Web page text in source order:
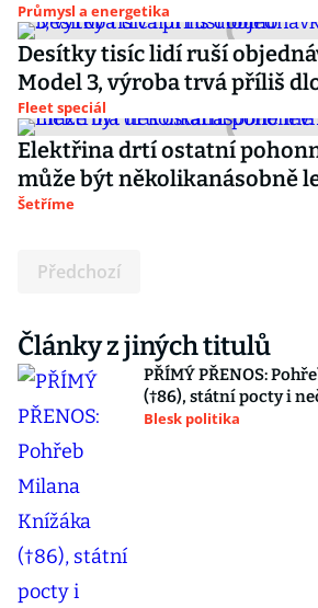
Průmysl a energetika
Desítky tisíc lidí ruší
Model 3, výroba trvá příliš
Fleet speciál
Elektřina drtí ostatní
může být několikanásobně
Šetříme
Předchozí
Články z jiných titulů
PŘÍMÝ PŘENOS:
(†86), státní pocty i
Blesk politika